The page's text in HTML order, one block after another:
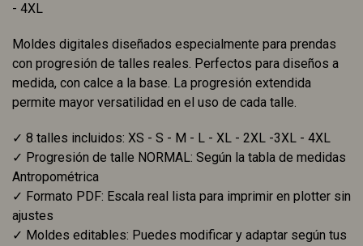
- 4XL
Moldes digitales diseñados especialmente para prendas
con progresión de talles reales. Perfectos para diseños a
medida, con calce a la base. La progresión extendida
permite mayor versatilidad en el uso de cada talle.
✓ 8 talles incluidos: XS - S - M - L - XL - 2XL -3XL - 4XL
✓ Progresión de talle NORMAL: Según la tabla de medidas
Antropométrica
✓ Formato PDF: Escala real lista para imprimir en plotter sin
ajustes
✓ Moldes editables: Puedes modificar y adaptar según tus